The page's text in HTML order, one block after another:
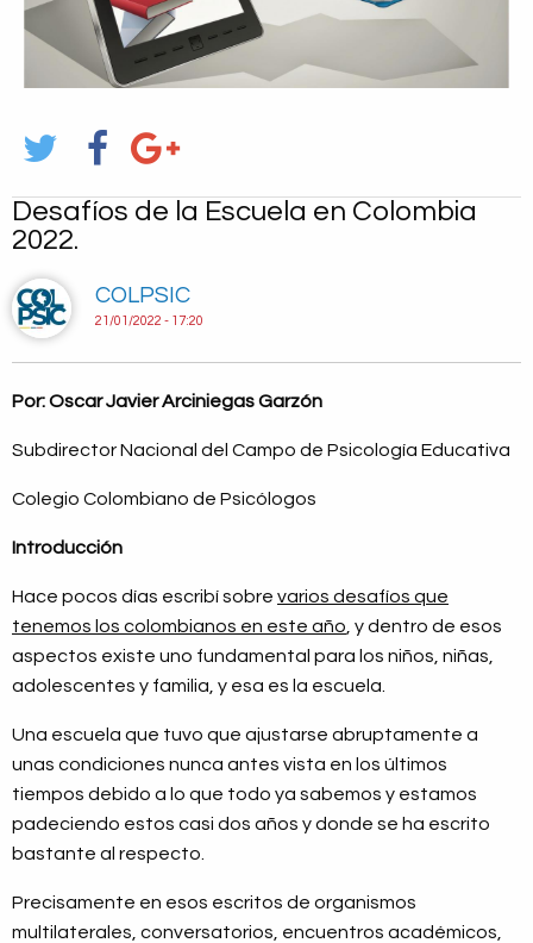
Desafíos de la Escuela en Colombia
2022.
COLPSIC
21/01/2022 - 17:20
Por: Oscar Javier Arciniegas Garzón
Subdirector Nacional del Campo de Psicología Educativa
Colegio Colombiano de Psicólogos
Introducción
Hace pocos días escribí sobre varios desafíos que
tenemos los colombianos en este año , y dentro de esos
aspectos existe uno fundamental para los niños, niñas,
adolescentes y familia, y esa es la escuela.
Una escuela que tuvo que ajustarse abruptamente a
unas condiciones nunca antes vista en los últimos
tiempos debido a lo que todo ya sabemos y estamos
padeciendo estos casi dos años y donde se ha escrito
bastante al respecto.
Precisamente en esos escritos de organismos
multilaterales, conversatorios, encuentros académicos,